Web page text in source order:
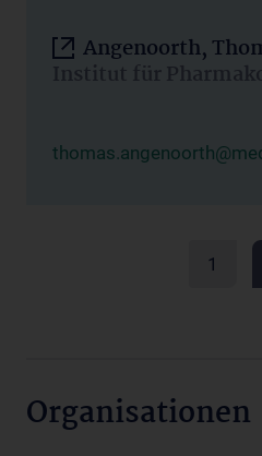
Angenoorth,
Institut für
1
Organisationen